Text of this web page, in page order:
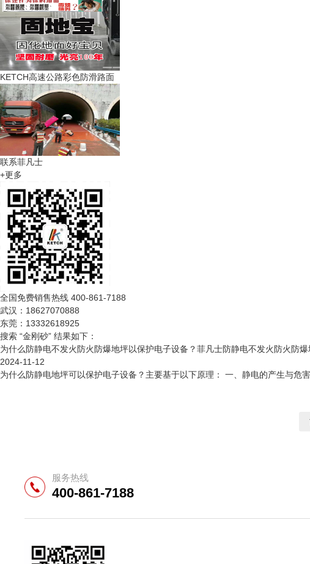
KETCH高速公路彩色防滑路面
联系菲凡士
+更多
全国免费销售热线 400-861-7188
武汉：18627070888
东莞：13332618925
搜索 “金刚砂” 结果如下：
为什么防静电不发火防火防爆地坪以保护电子设备？菲凡士防静电不发火防火防
2024-11-12
为什么防静电地坪可以保护电子设备？主要基于以下原理： 一、静电的产生与危
服务热线
400-861-7188